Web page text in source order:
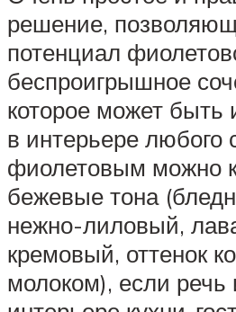
решение,
потенциал
беспроигрышное
которое может быть
в интерьере любого
фиолетовым можно
бежевые тона
нежно-лиловый,
кремовый, оттенок
молоком), если речь